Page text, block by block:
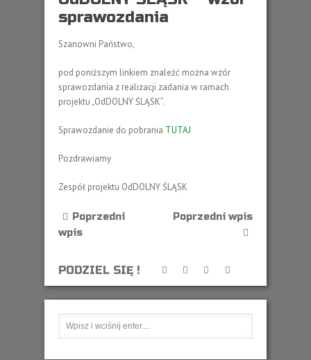
sprawozdania
Szanowni Państwo,
pod poniższym linkiem znaleźć można wzór
sprawozdania z realizacji zadania w ramach
projektu „OdDOLNY ŚLĄSK”.
Sprawozdanie do pobrania TUTAJ
Pozdrawiamy
Zespół projektu OdDOLNY ŚLĄSK
Poprzedni
wpis
Poprzedni wpis
PODZIEL SIĘ !